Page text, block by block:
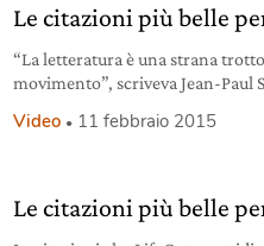
Le citazioni più belle
“La letteratura è una strana
movimento”, scriveva Jean-
moto, proprio come si fa con
Video 11 febbraio 2015
Le citazioni più belle